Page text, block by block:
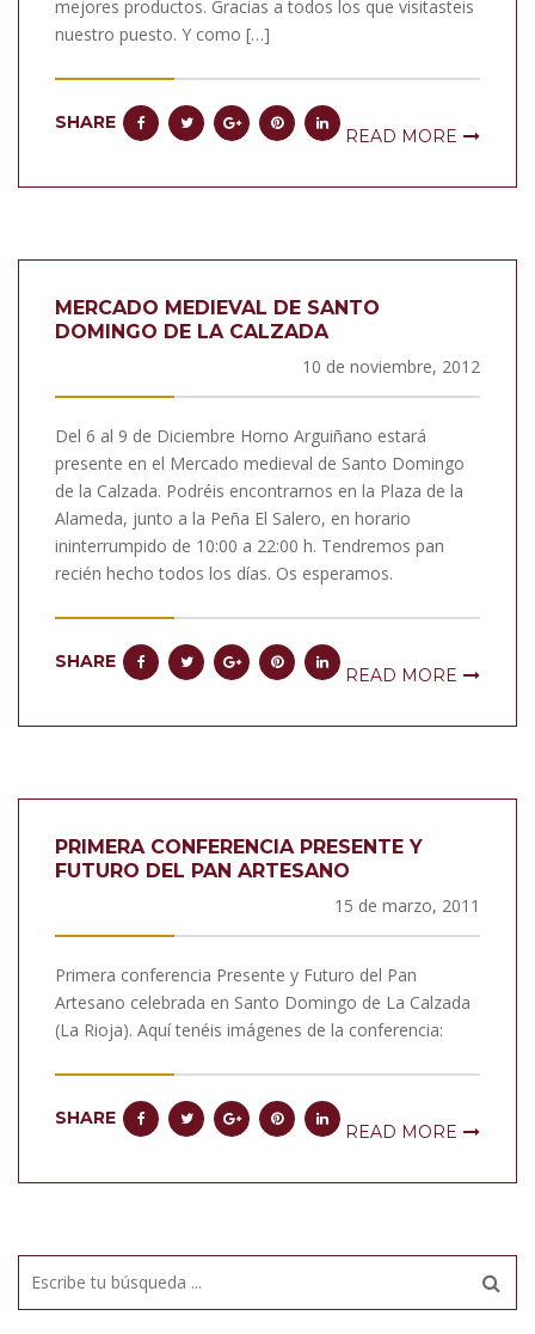
mejores productos. Gracias a todos los que visitasteis
nuestro puesto. Y como […]
SHARE
READ MORE
MERCADO MEDIEVAL DE SANTO
DOMINGO DE LA CALZADA
10 de noviembre, 2012
Del 6 al 9 de Diciembre Horno Arguiñano estará
presente en el Mercado medieval de Santo Domingo
de la Calzada. Podréis encontrarnos en la Plaza de la
Alameda, junto a la Peña El Salero, en horario
ininterrumpido de 10:00 a 22:00 h. Tendremos pan
recién hecho todos los días. Os esperamos.
SHARE
READ MORE
PRIMERA CONFERENCIA PRESENTE Y
FUTURO DEL PAN ARTESANO
15 de marzo, 2011
Primera conferencia Presente y Futuro del Pan
Artesano celebrada en Santo Domingo de La Calzada
(La Rioja). Aquí tenéis imágenes de la conferencia:
SHARE
READ MORE